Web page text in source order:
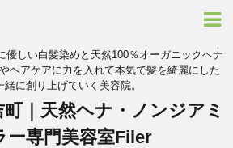
優しい白髪染めと天然100％オーガニックヘナ
ヘアケアに力を入れて本気で髪を綺麗にした
緒に創り上げていく美容院。
｜天然ヘナ・ノンジアミ
ー専門美容室Filer